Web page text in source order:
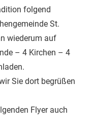
folgend
St.
wiederum auf
– 4 Kirchen – 4
Sie dort begrüßen
Flyer auch